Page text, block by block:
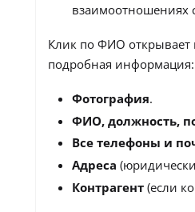
взаимоотношениях
Клик по ФИО открывает
подробная информация:
Фотография.
ФИО, должность,
Все телефоны и
Адреса
Контрагент (если